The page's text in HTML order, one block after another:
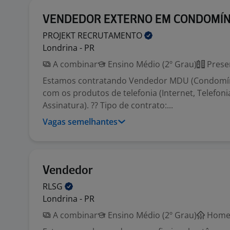
VENDEDOR EXTERNO EM
PROJEKT RECRUTAMENTO
Londrina - PR
A combinar
Ensino Médio (2º Grau)
Estamos contratando Vendedor MDU
com os produtos de telefonia (Internet,
Assinatura). ?? Tipo de contrato:...
Vagas semelhantes
Vendedor
RLSG
Londrina - PR
A combinar
Ensino Médio (2º Grau)